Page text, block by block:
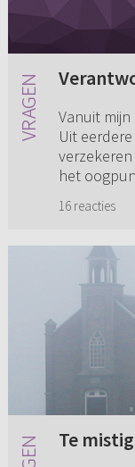
Vanuit
Uit
het
16 reacties
Te